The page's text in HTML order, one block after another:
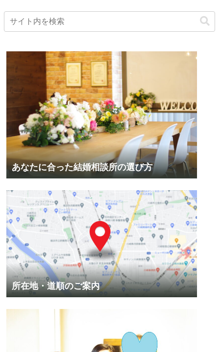
あなたに合った結婚相談所の選び方
所在地・道順のご案内